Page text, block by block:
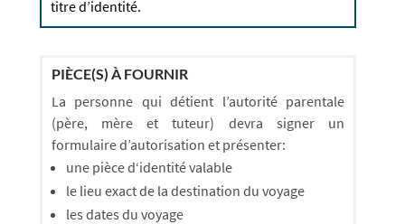
titre d’identité.
PIÈCE(S) À FOURNIR
La personne qui détient l’autorité parentale
(père, mère et tuteur) devra signer un
formulaire d’autorisation et présenter:
une pièce d‘identité valable
le lieu exact de la destination du voyage
les dates du voyage